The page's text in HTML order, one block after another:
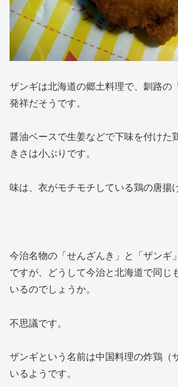
ザンギは北海道の郷土料理で、釧路の
発祥だそうです。
醤油ベースで生姜などで下味を付けた
きさは小ぶりです。
味は、衣がモチモチしている鶏の唐揚
今治名物の「せんざんき」と「ザンギ
ですが、どうして今治と北海道で同じ
いるのでしょうか。
不思議です。
ザンギという名前は中国料理の炸鶏（
いるようです。